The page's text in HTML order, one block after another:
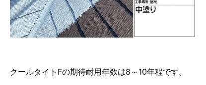
クールタイトFの期待耐用年数は8～10年程です。